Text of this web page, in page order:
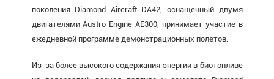
поколения Diamond Aircraft DA42, оснащенный двумя
двигателями Austro Engine AE300, принимает участие в
ежедневной программе демонстрационных полетов.
Из-за более высокого содержания энергии в биотопливе